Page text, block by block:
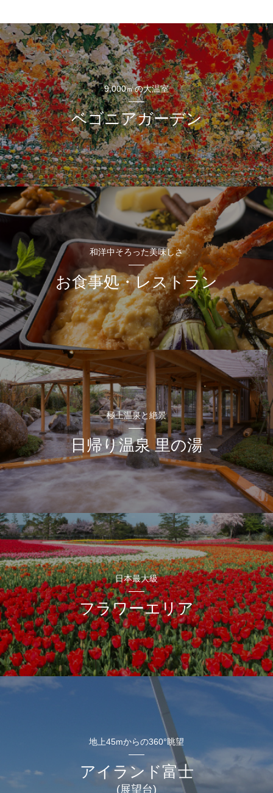
9,000㎡の大温室
ベゴニアガーデン
和洋中そろった美味しさ
お食事処・レストラン
極上温泉と絶景
日帰り温泉 里の湯
日本最大級
フラワーエリア
地上45mからの360°眺望
アイランド富士
(展望台)